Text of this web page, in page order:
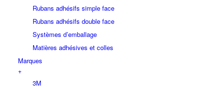
Rubans adhésifs simple face
Rubans adhésifs double face
Systèmes d’emballage
Matières adhésives et colles
Marques
+
3M